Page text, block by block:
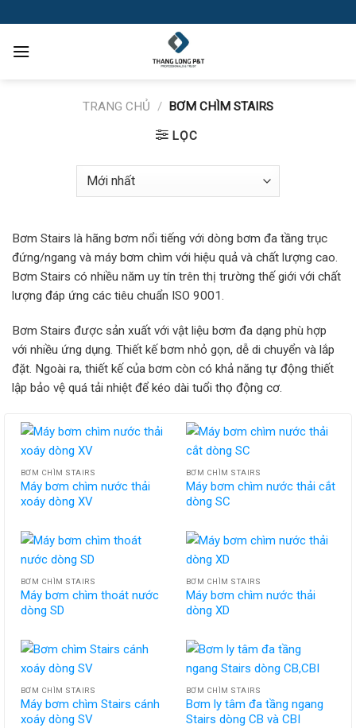
to
content
TRANG CHỦ / BƠM CHÌM STAIRS
LỌC
Bơm Stairs là hãng bơm nổi tiếng với dòng bơm đa tầng trục
đứng/ngang và máy bơm chìm với hiệu quả và chất lượng cao.
Bơm Stairs có nhiều năm uy tín trên thị trường thế giới với chất
lượng đáp ứng các tiêu chuẩn ISO 9001.
Bơm Stairs được sản xuất với vật liệu bơm đa dạng phù hợp
với nhiều ứng dụng. Thiết kế bơm nhỏ gọn, dễ di chuyển và lắp
đặt. Ngoài ra, thiết kế của bơm còn có khả năng tự động thiết
lập bảo vệ quá tải nhiệt để kéo dài tuổi thọ động cơ.
BƠM CHÌM STAIRS
Máy bơm chìm nước thải
xoáy dòng XV
BƠM CHÌM STAIRS
Máy bơm chìm nước thải cắt
dòng SC
BƠM CHÌM STAIRS
Máy bơm chìm thoát nước
dòng SD
BƠM CHÌM STAIRS
Máy bơm chìm nước thải
dòng XD
BƠM CHÌM STAIRS
Máy bơm chìm Stairs cánh
xoáy dòng SV
BƠM CHÌM STAIRS
Bơm ly tâm đa tầng ngang
Stairs dòng CB và CBI